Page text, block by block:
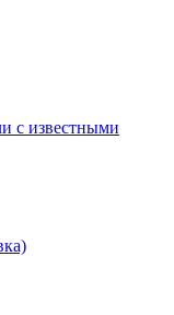
с известными